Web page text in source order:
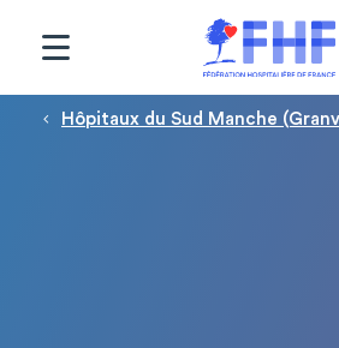
Fil d'Ariane
Hôpitaux du Sud Manche
Panneau de gestion des cookies